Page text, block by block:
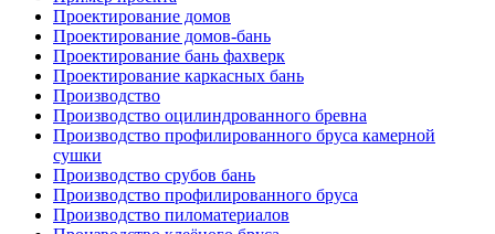
Проектирование домов
Проектирование домов-бань
Проектирование бань фахверк
Проектирование каркасных бань
Производство
Производство оцилиндрованного бревна
Производство профилированного бруса камерной
сушки
Производство срубов бань
Производство профилированного бруса
Производство пиломатериалов